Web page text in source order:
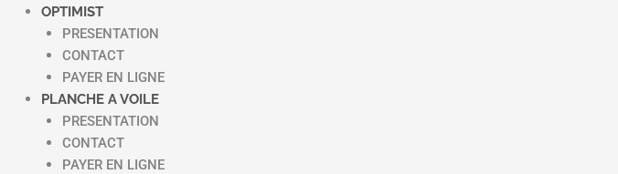
OPTIMIST
PRESENTATION
CONTACT
PAYER EN LIGNE
PLANCHE A VOILE
PRESENTATION
CONTACT
PAYER EN LIGNE